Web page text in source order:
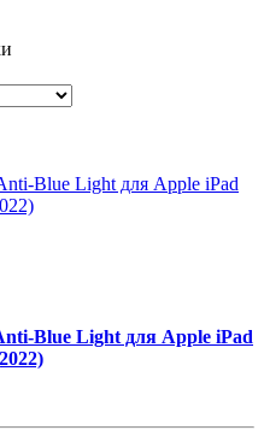
Blue Light для Apple iPad